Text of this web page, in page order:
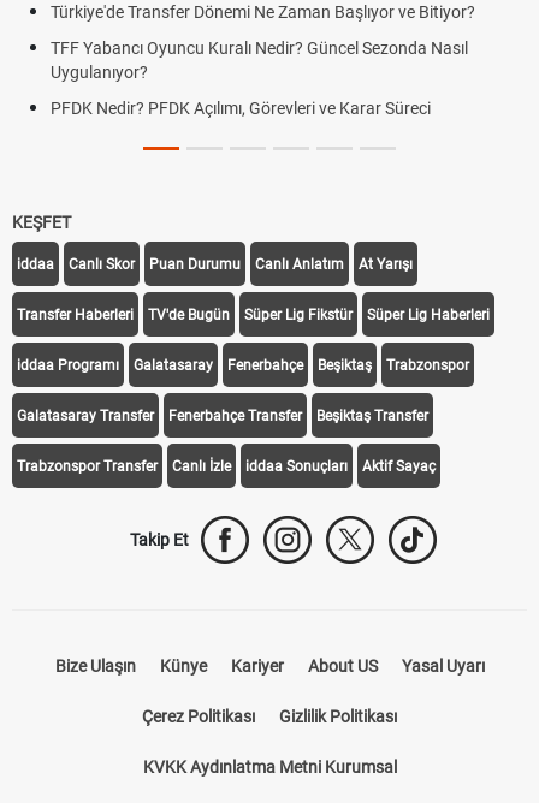
Türkiye'de Transfer Dönemi Ne Zaman Başlıyor ve Bitiyor?
TFF Yabancı Oyuncu Kuralı Nedir? Güncel Sezonda Nasıl
Uygulanıyor?
PFDK Nedir? PFDK Açılımı, Görevleri ve Karar Süreci
KEŞFET
iddaa Canlı Skor Puan Durumu Canlı Anlatım At Yarışı
Transfer Haberleri TV'de Bugün Süper Lig Fikstür Süper Lig Haberleri
iddaa Programı Galatasaray Fenerbahçe Beşiktaş Trabzonspor
Galatasaray Transfer Fenerbahçe Transfer Beşiktaş Transfer
Trabzonspor Transfer Canlı İzle iddaa Sonuçları Aktif Sayaç
Takip Et
Bize Ulaşın Künye Kariyer About US Yasal Uyarı
Çerez Politikası Gizlilik Politikası
KVKK Aydınlatma Metni Kurumsal